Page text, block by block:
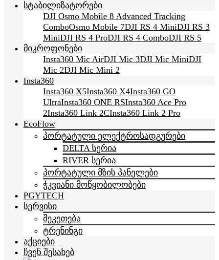
სტაბილიზატორები
DJI Osmo Mobile 8 Advanced Tracking
ComboOsmo Mobile 7DJI RS 4 MiniDJI RS 3
MiniDJI RS 4 ProDJI RS 4 ComboDJI RS 5
მიკროფონები
Insta360 Mic AirDJI Mic 3DJI Mic MiniDJI
Mic 2DJI Mic Mini 2
Insta360
Insta360 X5Insta360 X4Insta360 GO
UltraInsta360 ONE RSInsta360 Ace Pro
2Insta360 Link 2CInsta360 Link 2 Pro
EcoFlow
პორტატული ელექტროსადგურები
DELTA სერია
RIVER სერია
პორტატული მზის პანელები
ჭკვიანი მოწყობილობები
PGYTECH
სერვისი
შეკეთება
ტრენინგი
აქციები
ჩვენ შესახებ